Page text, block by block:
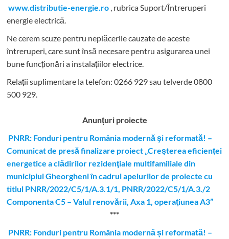
www.distributie-energie.ro , rubrica Suport/Întreruperi
energie electrică.
Ne cerem scuze pentru neplăcerile cauzate de aceste
întreruperi, care sunt însă necesare pentru asigurarea unei
bune funcționări a instalațiilor electrice.
Relații suplimentare la telefon: 0266 929 sau telverde 0800
500 929.
Anunțuri proiecte
PNRR: Fonduri pentru România modernă şi reformată! –
Comunicat de presă finalizare proiect „Creşterea eficienţei
energetice a clădirilor rezidenţiale multifamiliale din
municipiul Gheorgheni în cadrul apelurilor de proiecte cu
titlul PNRR/2022/C5/1/A.3.1/1, PNRR/2022/C5/1/A.3./2
Componenta C5 – Valul renovării, Axa 1, operaţiunea A3”
***
PNRR: Fonduri pentru România modernă și reformată! –